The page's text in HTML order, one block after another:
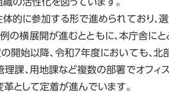
的に参加する形で進められており、
例の横展開が進むとともに、本庁舎に
開始以降、令和7年度においても、北
理課、用地課など複数の部署でオフ
として定着が進んでいます。